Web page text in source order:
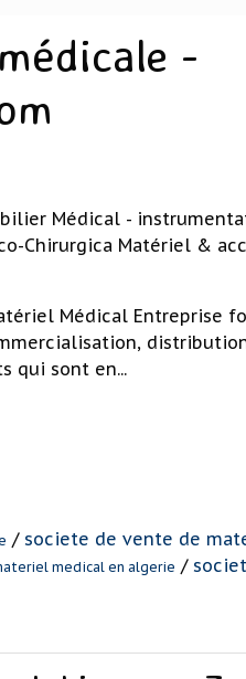
-
Médical -
Chirurgica Matériel &
Médical Entreprise
qui sont en...
/ societe de vente de
medical en algerie /